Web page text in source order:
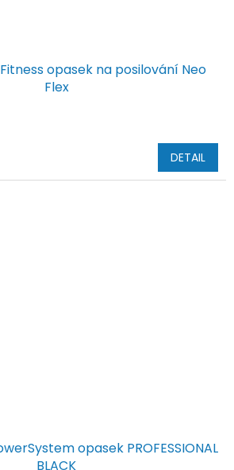
opasek na posilování Neo
Flex
DETAIL
opasek PROFESSIONAL
BLACK